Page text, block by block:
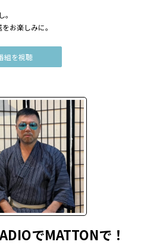
お楽しみに。
組を視聴
でMATTONで！